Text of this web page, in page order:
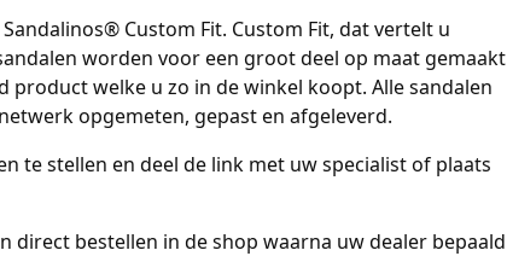
Custom Fit. Custom Fit, dat vertelt u
worden voor een groot deel op maat gemaakt
product welke u zo in de winkel koopt. Alle sandalen
opgemeten, gepast en afgeleverd.
te stellen en deel de link met uw specialist of plaats
direct bestellen in de shop waarna uw dealer bepaald